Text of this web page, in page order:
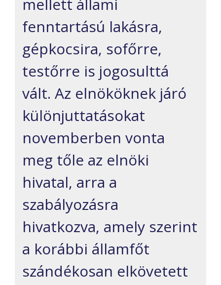
mellett állami
fenntartású lakásra,
gépkocsira, sofőrre,
testőrre is jogosulttá
vált. Az elnököknek járó
különjuttatásokat
novemberben vonta
meg tőle az elnöki
hivatal, arra a
szabályozásra
hivatkozva, amely szerint
a korábbi államfőt
szándékosan elkövetett